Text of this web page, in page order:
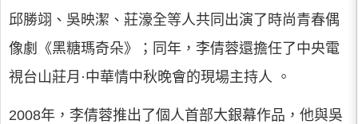
邱勝翊、吳映潔、莊濠全等人共同出演了時尚青春偶
像劇《黑糖瑪奇朵》；同年，李倩蓉還擔任了中央電
視台山莊月·中華情中秋晚會的現場主持人 。
2008年，李倩蓉推出了個人首部大銀幕作品，他與吳